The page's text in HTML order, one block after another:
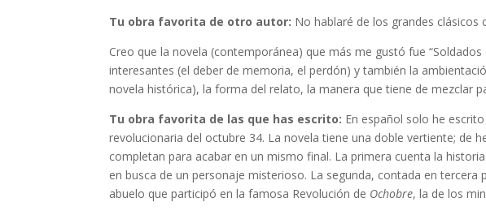
Tu obra favorita de otro autor: No hablaré de los grandes
Creo que la novela (contemporánea) que más me gustó fue
interesantes (el deber de memoria, el perdón) y también la
novela histórica), la forma del relato, la manera que tiene de mezclar
Tu obra favorita de las que has escrito: En español solo he
revolucionaria del octubre 34. La novela tiene una doble vertiente; de
completan para acabar en un mismo final. La primera cuenta la
en busca de un personaje misterioso. La segunda, contada en
abuelo que participó en la famosa Revolución de Ochobre, la de los